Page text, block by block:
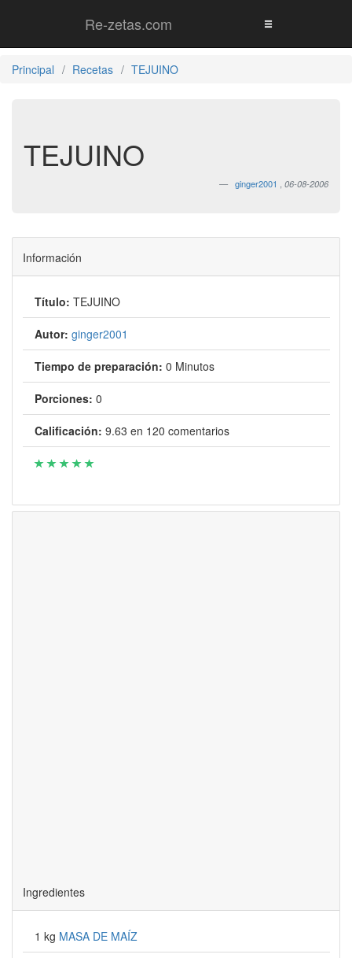
Re-zetas.com
Principal Recetas TEJUINO
TEJUINO
ginger2001 06-08-2006
Información
Título: TEJUINO
Autor: ginger2001
Tiempo de preparación: 0 Minutos
Porciones: 0
Calificación: 9.63 en 120 comentarios
Ingredientes
1 kg MASA DE MAÍZ